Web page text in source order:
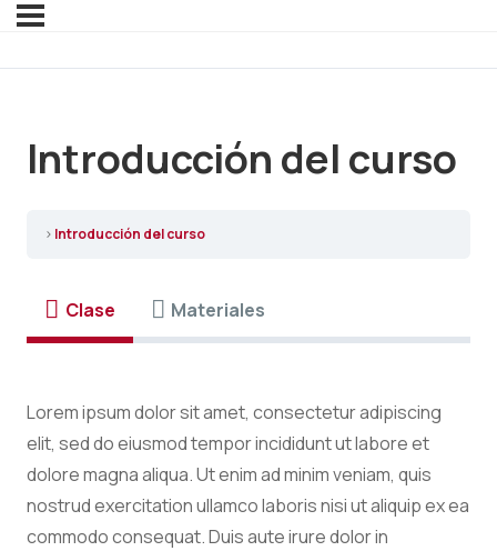
Introducción del curso
Introducción del curso
Clase Materiales
Lorem ipsum dolor sit amet, consectetur adipiscing
elit, sed do eiusmod tempor incididunt ut labore et
dolore magna aliqua. Ut enim ad minim veniam, quis
nostrud exercitation ullamco laboris nisi ut aliquip ex ea
commodo consequat. Duis aute irure dolor in